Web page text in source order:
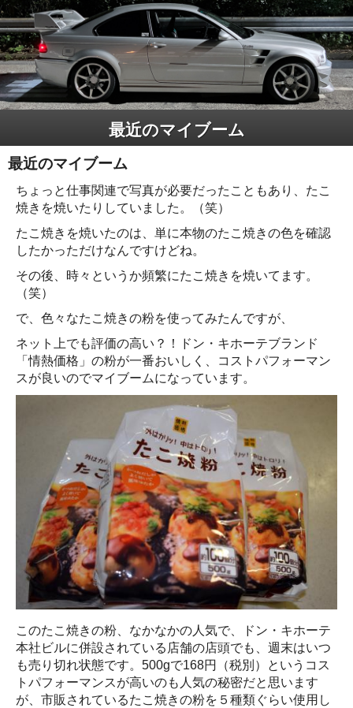
最近のマイブーム
最近のマイブーム
ちょっと仕事関連で写真が必要だったこともあり、たこ
焼きを焼いたりしていました。（笑）
たこ焼きを焼いたのは、単に本物のたこ焼きの色を確認
したかっただけなんですけどね。
その後、時々というか頻繁にたこ焼きを焼いてます。
（笑）
で、色々なたこ焼きの粉を使ってみたんですが、
ネット上でも評価の高い？！ドン・キホーテブランド
「情熱価格」の粉が一番おいしく、コストパフォーマン
スが良いのでマイブームになっています。
このたこ焼きの粉、なかなかの人気で、ドン・キホーテ
本社ビルに併設されている店舗の店頭でも、週末はいつ
も売り切れ状態です。500gで168円（税別）というコス
トパフォーマンスが高いのも人気の秘密だと思います
が、市販されているたこ焼きの粉を５種類ぐらい使用し